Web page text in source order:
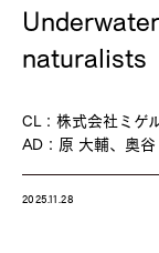
naturalists
CL：株式会社ミゲ
AD：原 大輔、奥
2025.11.28